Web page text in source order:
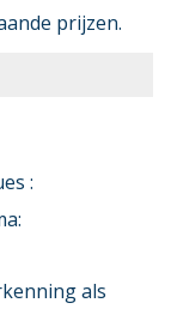
prijzen.
:
als